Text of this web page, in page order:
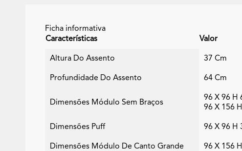
Ficha informativa
Características
Valor
Altura Do Assento 37 Cm
Profundidade Do Assento 64 Cm
Dimensões Módulo Sem Braços
96 X 96 H
96 X 156
Dimensões Puff 96 X 96 H
Dimensões Módulo De Canto Grande 96 X 156